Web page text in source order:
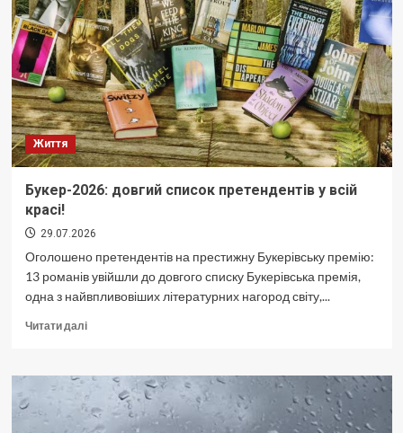
перегруженного
меню
Життя
Букер-2026: довгий список претендентів у всій
красі!
29.07.2026
Оголошено претендентів на престижну Букерівську премію:
13 романів увійшли до довгого списку Букерівська премія,
одна з найвпливовіших літературних нагород світу,...
Читати даліДокладніше
довгий
список
претендентів
у